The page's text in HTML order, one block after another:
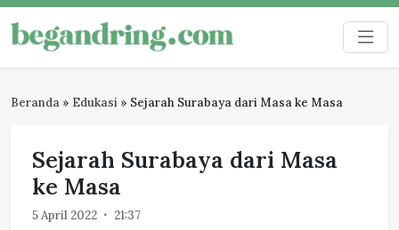
Skip
to
content
Begandring
Menjaga ingatan untuk masa depan
Beranda » Edukasi » Sejarah Surabaya dari Masa ke Masa
Sejarah Surabaya dari Masa
ke Masa
5 April 2022 21:37